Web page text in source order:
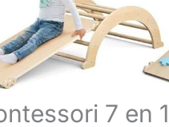
7 en